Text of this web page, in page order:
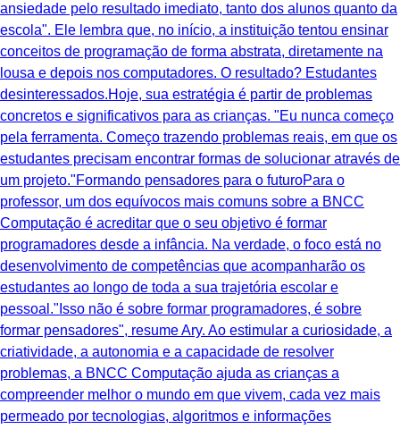
ansiedade pelo resultado imediato, tanto dos alunos quanto da
escola". Ele lembra que, no início, a instituição tentou ensinar
conceitos de programação de forma abstrata, diretamente na
lousa e depois nos computadores. O resultado? Estudantes
desinteressados.Hoje, sua estratégia é partir de problemas
concretos e significativos para as crianças. "Eu nunca começo
pela ferramenta. Começo trazendo problemas reais, em que os
estudantes precisam encontrar formas de solucionar através de
um projeto."Formando pensadores para o futuroPara o
professor, um dos equívocos mais comuns sobre a BNCC
Computação é acreditar que o seu objetivo é formar
programadores desde a infância. Na verdade, o foco está no
desenvolvimento de competências que acompanharão os
estudantes ao longo de toda a sua trajetória escolar e
pessoal."Isso não é sobre formar programadores, é sobre
formar pensadores", resume Ary. Ao estimular a curiosidade, a
criatividade, a autonomia e a capacidade de resolver
problemas, a BNCC Computação ajuda as crianças a
compreender melhor o mundo em que vivem, cada vez mais
permeado por tecnologias, algoritmos e informações